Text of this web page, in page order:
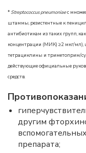
*Streptococcus pneumoniaeс
штаммы, резистентные к
антибиотикам из таких групп,
концентрации (МИК) ≥2 мкг/мл),
тетрациклины и триметоприм/
действующие официальные
средств.
другим
препарата;